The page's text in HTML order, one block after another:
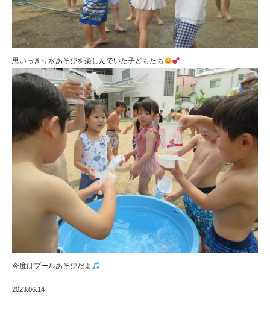
思いっきり水あそびを楽しんでいた子どもたち
今度はプールあそびだよ
2023.06.14